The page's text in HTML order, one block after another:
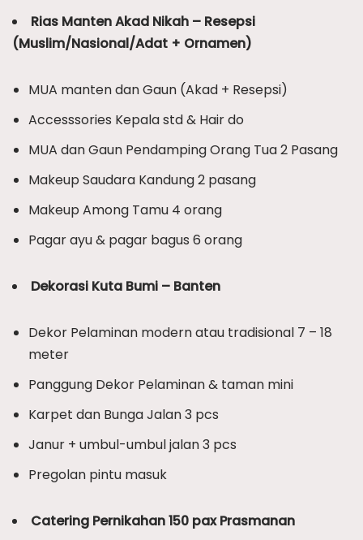
Rias Manten Akad Nikah – Resepsi
(Muslim/Nasional/Adat + Ornamen)
MUA manten dan Gaun (Akad + Resepsi)
Accesssories Kepala std & Hair do
MUA dan Gaun Pendamping Orang Tua 2 Pasang
Makeup Saudara Kandung 2 pasang
Makeup Among Tamu 4 orang
Pagar ayu & pagar bagus 6 orang
Dekorasi Kuta Bumi – Banten
Dekor Pelaminan modern atau tradisional 7 – 18
meter
Panggung Dekor Pelaminan & taman mini
Karpet dan Bunga Jalan 3 pcs
Janur + umbul-umbul jalan 3 pcs
Pregolan pintu masuk
Catering Pernikahan 150 pax Prasmanan